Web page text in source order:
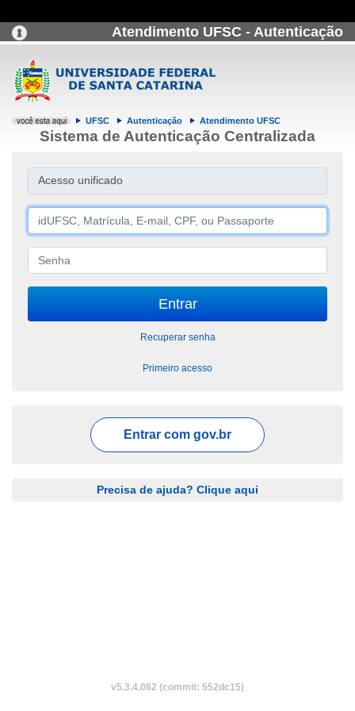
Atendimento UFSC - Autenticação
UFSC Autenticação Atendimento UFSC
Sistema de Autenticação Centralizada
Acesso unificado
Recuperar senha
Primeiro acesso
Entrar com gov.br
Precisa de ajuda? Clique aqui
v5.3.4.062 (commit: 552dc15)